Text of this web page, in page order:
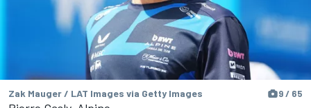
Zak Mauger / LAT Images via Getty Images 9 / 65